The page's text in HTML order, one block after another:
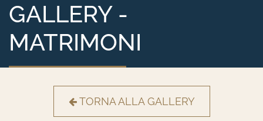
GALLERY -
MATRIMONI
TORNA ALLA GALLERY